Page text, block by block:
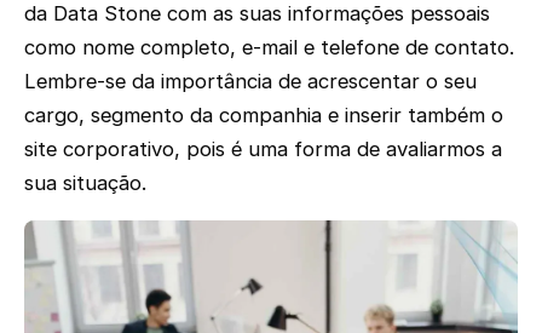
da Data Stone com as suas informações pessoais
como nome completo, e-mail e telefone de contato.
Lembre-se da importância de acrescentar o seu
cargo, segmento da companhia e inserir também o
site corporativo, pois é uma forma de avaliarmos a
sua situação.